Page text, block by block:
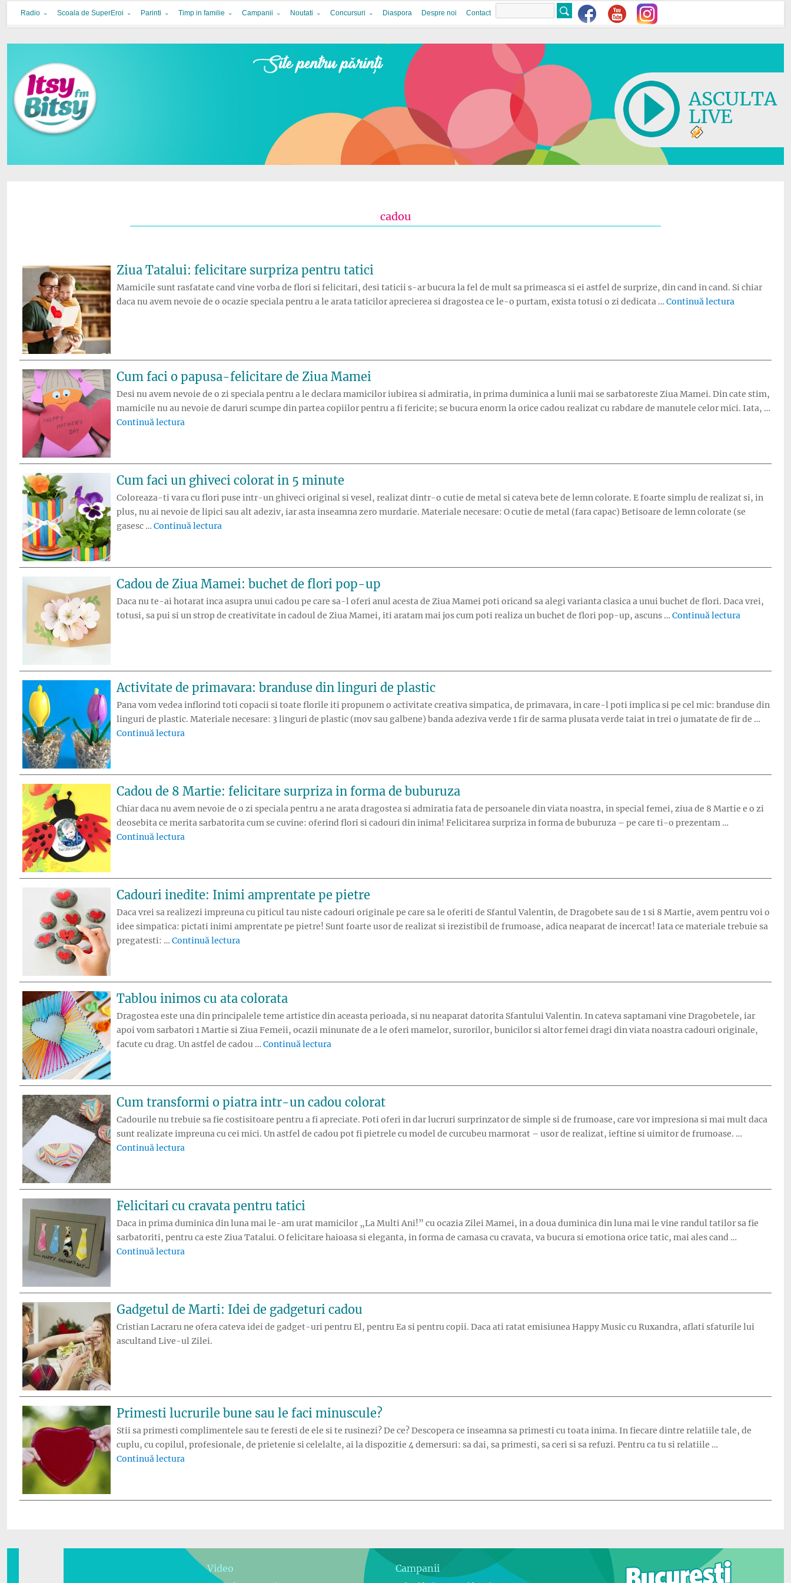
Itsy Bitsy
bucurie in familie
Radio Scoala de SuperEroi Parinti Timp in familie Campanii Noutati Concursuri Diaspora Despre noi Contact
ASCULTA
LIVE
cadou
Ziua Tatalui: felicitare surpriza pentru tatici
Mamicile sunt rasfatate cand vine vorba de flori si felicitari, desi taticii s-ar bucura la fel de mult sa primeasca si ei astfel de surprize, din cand in cand. Si chiar
daca nu avem nevoie de o ocazie speciala pentru a le arata taticilor aprecierea si dragostea ce le-o purtam, exista totusi o zi dedicata … Continuă lectura
Cum faci o papusa-felicitare de Ziua Mamei
Desi nu avem nevoie de o zi speciala pentru a le declara mamicilor iubirea si admiratia, in prima duminica a lunii mai se sarbatoreste Ziua Mamei. Din cate stim,
mamicile nu au nevoie de daruri scumpe din partea copiilor pentru a fi fericite; se bucura enorm la orice cadou realizat cu rabdare de manutele celor mici. Iata, …
Continuă lectura
Cum faci un ghiveci colorat in 5 minute
Coloreaza-ti vara cu flori puse intr-un ghiveci original si vesel, realizat dintr-o cutie de metal si cateva bete de lemn colorate. E foarte simplu de realizat si, in
plus, nu ai nevoie de lipici sau alt adeziv, iar asta inseamna zero murdarie. Materiale necesare: O cutie de metal (fara capac) Betisoare de lemn colorate (se
gasesc … Continuă lectura
Cadou de Ziua Mamei: buchet de flori pop-up
Daca nu te-ai hotarat inca asupra unui cadou pe care sa-l oferi anul acesta de Ziua Mamei poti oricand sa alegi varianta clasica a unui buchet de flori. Daca vrei,
totusi, sa pui si un strop de creativitate in cadoul de Ziua Mamei, iti aratam mai jos cum poti realiza un buchet de flori pop-up, ascuns … Continuă lectura
Activitate de primavara: branduse din linguri de plastic
Pana vom vedea inflorind toti copacii si toate florile iti propunem o activitate creativa simpatica, de primavara, in care-l poti implica si pe cel mic: branduse din
linguri de plastic. Materiale necesare: 3 linguri de plastic (mov sau galbene) banda adeziva verde 1 fir de sarma plusata verde taiat in trei o jumatate de fir de …
Continuă lectura
Cadou de 8 Martie: felicitare surpriza in forma de buburuza
Chiar daca nu avem nevoie de o zi speciala pentru a ne arata dragostea si admiratia fata de persoanele din viata noastra, in special femei, ziua de 8 Martie e o zi
deosebita ce merita sarbatorita cum se cuvine: oferind flori si cadouri din inima! Felicitarea surpriza in forma de buburuza – pe care ti-o prezentam …
Continuă lectura
Cadouri inedite: Inimi amprentate pe pietre
Daca vrei sa realizezi impreuna cu piticul tau niste cadouri originale pe care sa le oferiti de Sfantul Valentin, de Dragobete sau de 1 si 8 Martie, avem pentru voi o
idee simpatica: pictati inimi amprentate pe pietre! Sunt foarte usor de realizat si irezistibil de frumoase, adica neaparat de incercat! Iata ce materiale trebuie sa
pregatesti: … Continuă lectura
Tablou inimos cu ata colorata
Dragostea este una din principalele teme artistice din aceasta perioada, si nu neaparat datorita Sfantului Valentin. In cateva saptamani vine Dragobetele, iar
apoi vom sarbatori 1 Martie si Ziua Femeii, ocazii minunate de a le oferi mamelor, surorilor, bunicilor si altor femei dragi din viata noastra cadouri originale,
facute cu drag. Un astfel de cadou … Continuă lectura
Cum transformi o piatra intr-un cadou colorat
Cadourile nu trebuie sa fie costisitoare pentru a fi apreciate. Poti oferi in dar lucruri surprinzator de simple si de frumoase, care vor impresiona si mai mult daca
sunt realizate impreuna cu cei mici. Un astfel de cadou pot fi pietrele cu model de curcubeu marmorat – usor de realizat, ieftine si uimitor de frumoase. …
Continuă lectura
Felicitari cu cravata pentru tatici
Daca in prima duminica din luna mai le-am urat mamicilor „La Multi Ani!” cu ocazia Zilei Mamei, in a doua duminica din luna mai le vine randul tatilor sa fie
sarbatoriti, pentru ca este Ziua Tatalui. O felicitare haioasa si eleganta, in forma de camasa cu cravata, va bucura si emotiona orice tatic, mai ales cand …
Continuă lectura
Gadgetul de Marti: Idei de gadgeturi cadou
Cristian Lacraru ne ofera cateva idei de gadget-uri pentru El, pentru Ea si pentru copii. Daca ati ratat emisiunea Happy Music cu Ruxandra, aflati sfaturile lui
ascultand Live-ul Zilei.
Primesti lucrurile bune sau le faci minuscule?
Stii sa primesti complimentele sau te feresti de ele si te rusinezi? De ce? Descopera ce inseamna sa primesti cu toata inima. In fiecare dintre relatiile tale, de
cuplu, cu copilul, profesionale, de prietenie si celelalte, ai la dispozitie 4 demersuri: sa dai, sa primesti, sa ceri si sa refuzi. Pentru ca tu si relatiile …
Continuă lectura
Video Campanii